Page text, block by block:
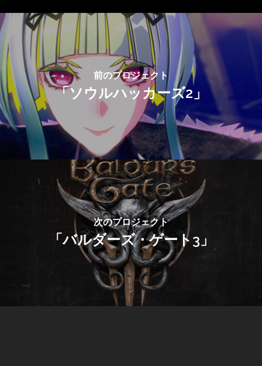
前のプロジェクト
「ソウルハッカーズ2」
次のプロジェクト
「バルダーズ・ゲート3」